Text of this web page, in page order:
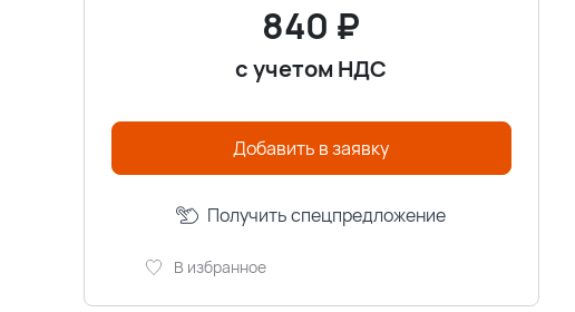
840 ₽
с учетом НДС
Добавить в заявку
В избранное
Получить спецпредложение